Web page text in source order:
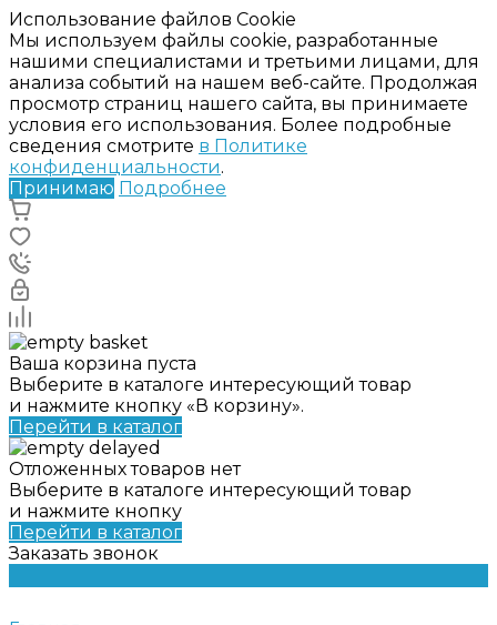
Использование файлов Cookie
Мы используем файлы cookie, разработанные
нашими специалистами и третьими лицами, для
анализа событий на нашем веб-сайте. Продолжая
просмотр страниц нашего сайта, вы принимаете
условия его использования. Более подробные
сведения смотрите в Политике
конфиденциальности.
Принимаю Подробнее
Ваша корзина пуста
Выберите в каталоге интересующий товар
и нажмите кнопку «В корзину».
Перейти в каталог
Отложенных товаров нет
Выберите в каталоге интересующий товар
и нажмите кнопку
Перейти в каталог
Заказать звонок